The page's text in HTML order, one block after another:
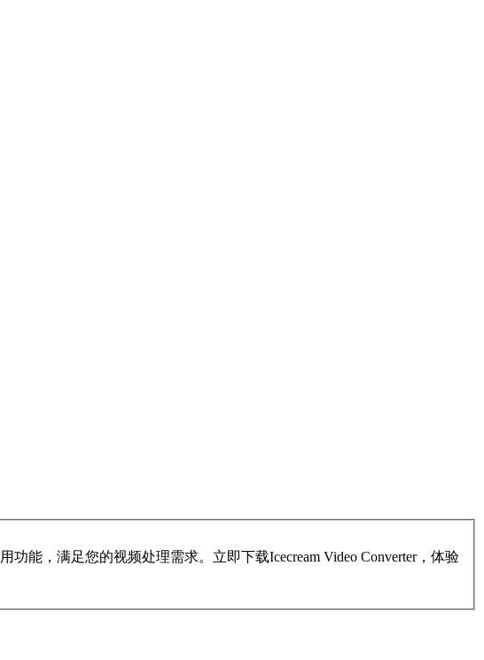
能，满足您的视频处理需求。立即下载Icecream Video Converter，体验